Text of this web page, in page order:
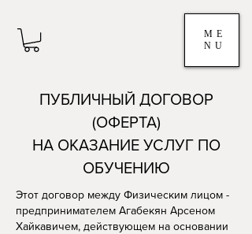
ME
NU
ПУБЛИЧНЫЙ ДОГОВОР
(ОФЕРТА)
НА ОКАЗАНИЕ УСЛУГ ПО
ОБУЧЕНИЮ
Этот договор между Физическим лицом -
предпринимателем Агабекян Арсеном
Хайкавичем, действующем на основании